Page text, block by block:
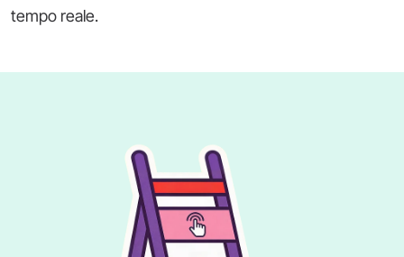
tempo reale.